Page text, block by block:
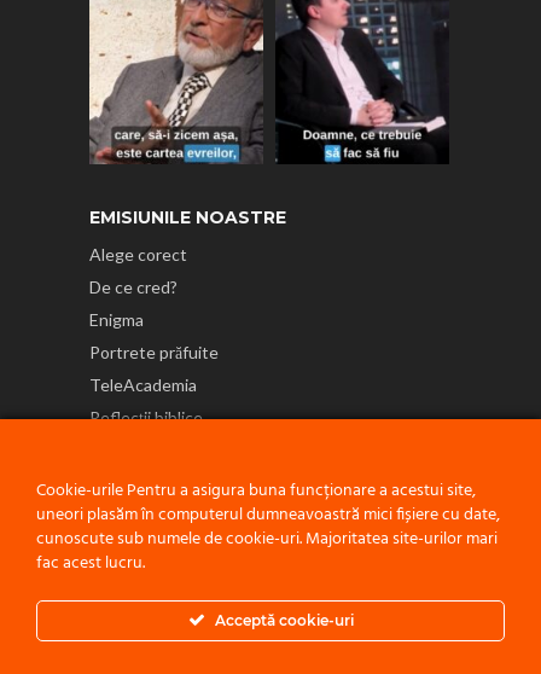
EMISIUNILE NOASTRE
Alege corect
De ce cred?
Enigma
Portrete prăfuite
TeleAcademia
Reflecții biblice
Politică de confidențialitate
Cookie-urile Pentru a asigura buna funcționare a acestui site,
uneori plasăm în computerul dumneavoastră mici fișiere cu date,
cunoscute sub numele de cookie-uri. Majoritatea site-urilor mari
fac acest lucru.
Acceptă cookie-uri